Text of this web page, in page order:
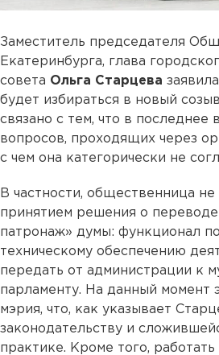
Заместитель председателя
Екатеринбурга, глава
совета Ольга Старцева
будет избираться в новый
связано с тем, что в последнее
вопросов, проходящих через
с чем она категорически не
В частности, общественница
принятием решения о
патронаж» думы: функционал
техническому обеспечению
передать от администрации к
парламенту. На данный момент
мэрия, что, как указывает
законодательству и
практике. Кроме того,